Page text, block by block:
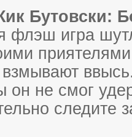
Бутовски:
флэш игра
он не смог
следите